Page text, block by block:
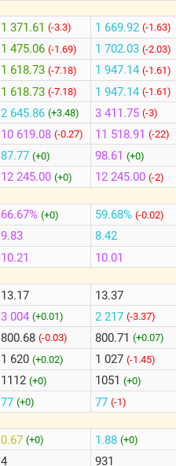
1 371.61 (-3.3)
1 475.06 (-1.69)
1 618.73 (-7.18)
1 618.73 (-7.18)
2 645.86 (+3.48)
10 619.08 (-0.27)
87.77 (+0)
12 245.00 (+0)
66.67% (+0)
9.83
10.21
13.17
3 004 (+0.01)
800.68 (-0.03)
1 620 (+0.02)
1112 (+0)
77 (+0)
0.67 (+0)
4
1 669.92 (-1.63)
1 702.03 (-2.03)
1 947.14 (-1.61)
1 947.14 (-1.61)
3 411.75 (-3)
11 518.91 (-22)
98.61 (+0)
12 245.00 (-2)
59.68% (-0.02)
8.42
10.01
13.37
2 217 (-3.37)
800.71 (+0.07)
1 027 (-1.45)
1051 (+0)
77 (-1)
1.88 (+0)
931